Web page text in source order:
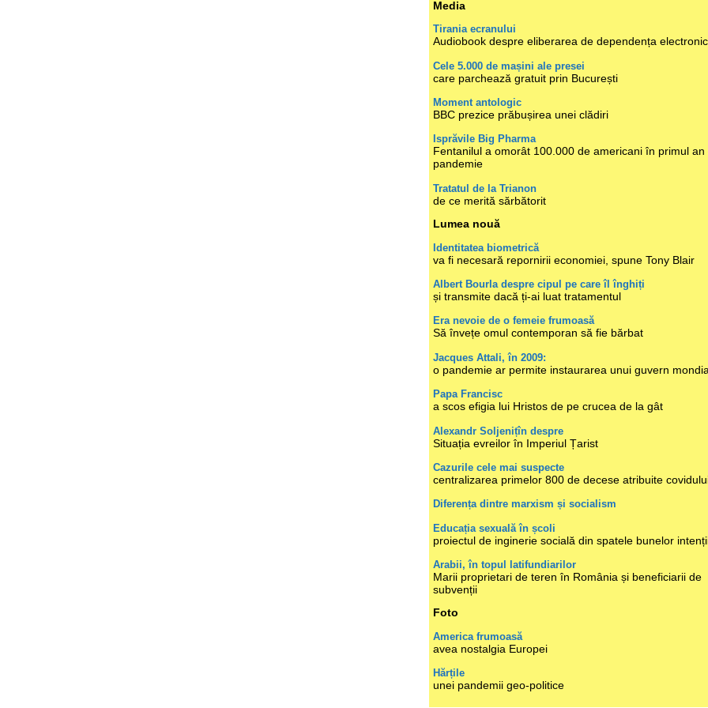
Media
Tirania ecranului
Audiobook despre eliberarea de dependența
Cele 5.000 de mașini ale presei
care parchează gratuit prin București
Moment antologic
BBC prezice prăbușirea unei clădiri
Isprăvile Big Pharma
Fentanilul a omorât 100.000 de americani în primul an
pandemie
Tratatul de la Trianon
de ce merită sărbătorit
Lumea nouă
Identitatea biometrică
va fi necesară repornirii economiei, spune Tony Blair
Albert Bourla despre cipul pe care îl înghiți
și transmite dacă ți-ai luat tratamentul
Era nevoie de o femeie frumoasă
Să învețe omul contemporan să fie bărbat
Jacques Attali, în 2009:
o pandemie ar permite instaurarea unui guvern
Papa Francisc
a scos efigia lui Hristos de pe crucea de la gât
Alexandr Soljenițîn despre
Situația evreilor în Imperiul Țarist
Cazurile cele mai suspecte
centralizarea primelor 800 de decese atribuite
Diferența dintre marxism și socialism
Educația sexuală în școli
proiectul de inginerie socială din spatele bunelor
Arabii, în topul latifundiarilor
Marii proprietari de teren în România și beneficiarii de
subvenții
Foto
America frumoasă
avea nostalgia Europei
Hărțile
unei pandemii geo-politice